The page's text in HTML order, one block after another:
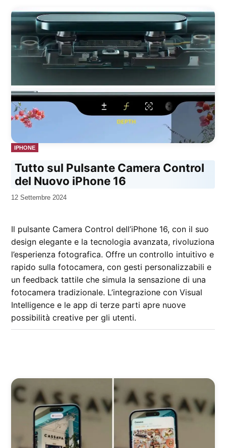
PUBBLICATO
IN
IPHONE
Tutto sul Pulsante Camera Control
del Nuovo iPhone 16
da
12 Settembre 2024
Il pulsante Camera Control dell’iPhone 16, con il suo
design elegante e la tecnologia avanzata, rivoluziona
l’esperienza fotografica. Offre un controllo intuitivo e
rapido sulla fotocamera, con gesti personalizzabili e
un feedback tattile che simula la sensazione di una
fotocamera tradizionale. L’integrazione con Visual
Intelligence e le app di terze parti apre nuove
possibilità creative per gli utenti.